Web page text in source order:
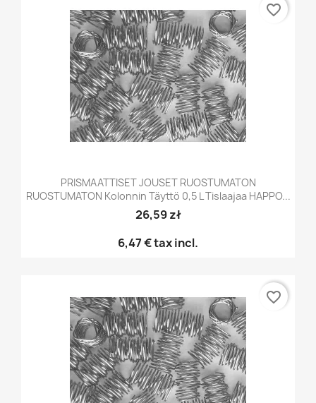
PRISMAATTISET JOUSET RUOSTUMATON
RUOSTUMATON Kolonnin Täyttö 0,5 L Tislaajaa HAPPO...
26,59 zł
6,47 €tax incl.
favorite_border
favorite_border